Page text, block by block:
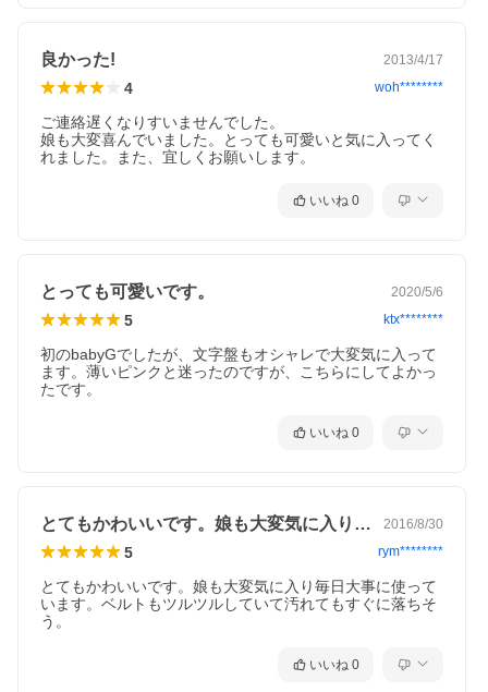
良かった! 2013/4/17
4 woh********
ご連絡遅くなりすいませんでした。
娘も大変喜んでいました。とっても可愛いと気に入ってく
れました。また、宜しくお願いします。
いいね 0
とっても可愛いです。 2020/5/6
5 ktx********
初のbabyGでしたが、文字盤もオシャレで大変気に入って
ます。薄いピンクと迷ったのですが、こちらにしてよかっ
たです。
いいね 0
とてもかわいいです。娘も大変気に入り毎… 2016/8/30
5 rym********
とてもかわいいです。娘も大変気に入り毎日大事に使って
います。ベルトもツルツルしていて汚れてもすぐに落ちそ
う。
いいね 0